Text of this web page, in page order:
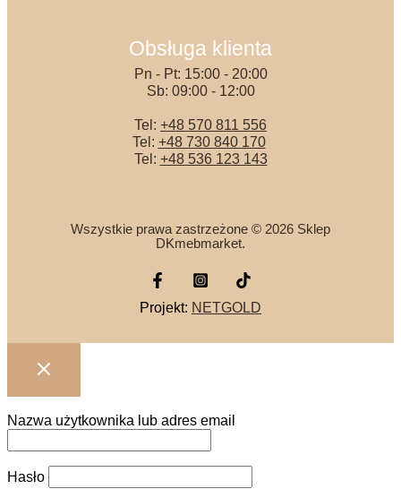
Obsługa klienta
Pn - Pt: 15:00 - 20:00
Sb: 09:00 - 12:00
Tel: +48 570 811 556
Tel: +48 730 840 170
Tel: +48 536 123 143
Wszystkie prawa zastrzeżone © 2026 Sklep
DKmebmarket.
Projekt: NETGOLD
Nazwa użytkownika lub adres email
Hasło